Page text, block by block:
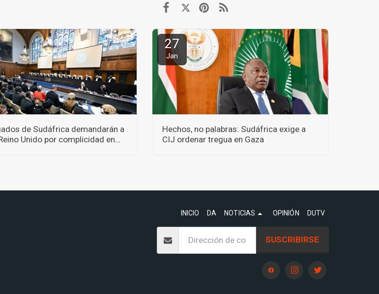
de Sudáfrica demandarán a
Unido por complicidad en
27
Jan
Hechos, no palabras: Sudáfrica exige a
CIJ ordenar tregua en Gaza
INICIO DA NOTICIAS OPINIÓN DUTV
SUSCRIBIRSE